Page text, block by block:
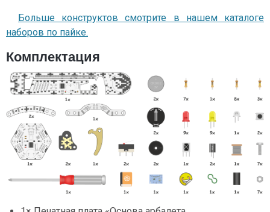
Больше конструктов смотрите в нашем каталоге
наборов по пайке.
Комплектация